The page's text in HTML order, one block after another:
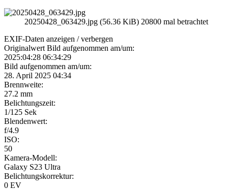
20250428_063429.jpg (56.36 KiB) 20800 mal betrachtet
EXIF-Daten anzeigen / verbergen
Originalwert Bild aufgenommen am/um:
2025:04:28 06:34:29
Bild aufgenommen am/um:
28. April 2025 04:34
Brennweite:
27.2 mm
Belichtungszeit:
1/125 Sek
Blendenwert:
f/4.9
ISO:
50
Kamera-Modell:
Galaxy S23 Ultra
Belichtungskorrektur:
0 EV